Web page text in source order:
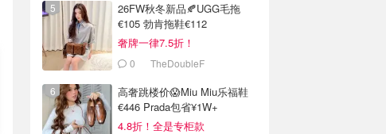
26FW秋冬新品🍂UGG毛拖
€105 勃肯拖鞋€112
奢牌一律7.5折！
0 TheDoubleF
高奢跳楼价😱Miu Miu乐福鞋
€446 Prada包省¥1W+
4.8折！全是专柜款